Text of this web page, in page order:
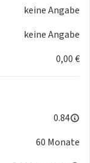
keine Angabe
keine Angabe
0,00 €
0.84
60 Monate